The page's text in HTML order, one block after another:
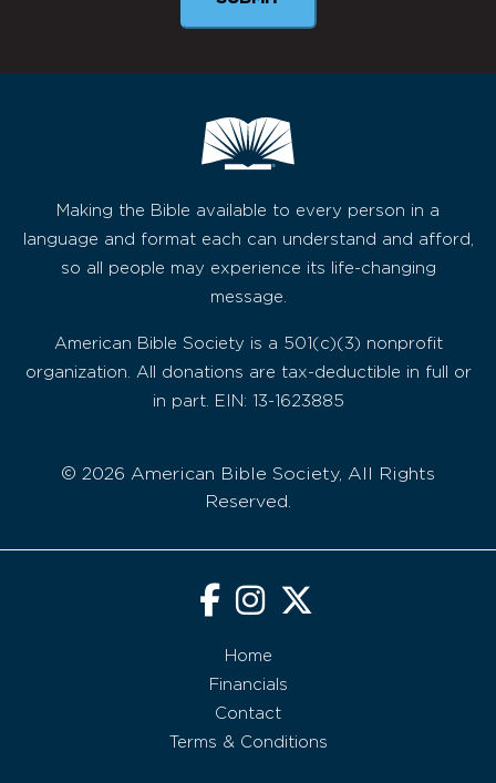
Making the Bible available to every person in a
language and format each can understand and afford,
so all people may experience its life-changing
message.
American Bible Society is a 501(c)(3) nonprofit
organization. All donations are tax-deductible in full or
in part. EIN: 13-1623885
© 2026 American Bible Society, All Rights
Reserved.
Home
Financials
Contact
Terms & Conditions